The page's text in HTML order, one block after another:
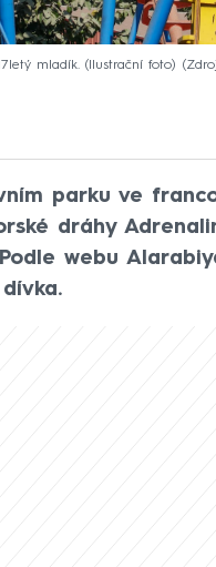
mladík. (Ilustrační foto)
parku ve
dráhy
webu